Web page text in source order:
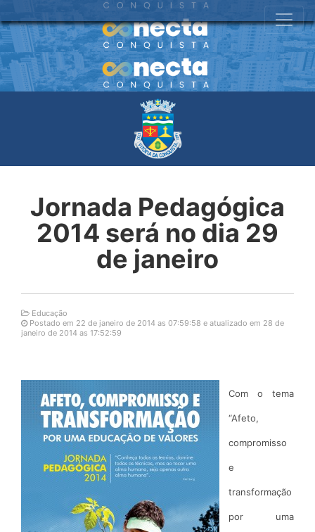
Jornada Pedagógica
2014 será no dia 29
de janeiro
Educação
Postado em 22 de janeiro de 2014 as 07:59:58 e atualizado em 28 de
janeiro de 2014 as 17:52:59
Com o tema
“Afeto,
compromisso
e
transformação
por uma